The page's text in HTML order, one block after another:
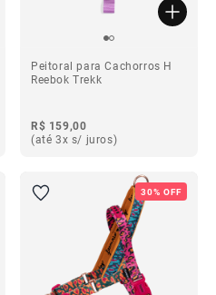
Peitoral para Cachorros H
Reebok Trekk
R$ 159,00
(até 3x s/ juros)
30% OFF